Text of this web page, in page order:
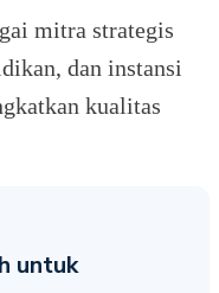
mitra strategis
dan instansi
kualitas
untuk